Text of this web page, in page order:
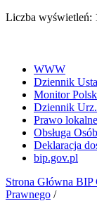
Liczba wyświetleń:
WWW
Dziennik
Monitor
Dziennik
Prawo lokalne
Obsługa
Deklaracja
bip.gov.pl
Strona Główna
Prawnego /